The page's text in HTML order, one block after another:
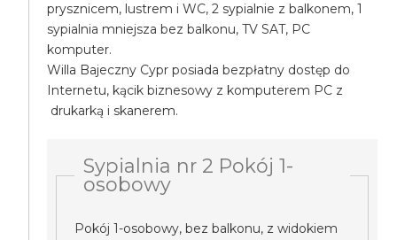
prysznicem, lustrem i WC, 2 sypialnie z balkonem, 1
sypialnia mniejsza bez balkonu, TV SAT, PC
komputer.
Willa Bajeczny Cypr posiada bezpłatny dostęp do
Internetu, kącik biznesowy z komputerem PC z
drukarką i skanerem.
Sypialnia nr 2 Pokój 1-
osobowy
Pokój 1-osobowy, bez balkonu, z widokiem